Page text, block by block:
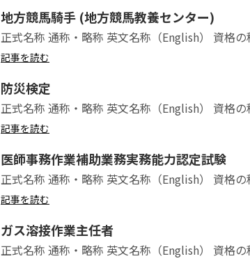
地方競馬騎手 (地方競馬教養センター)
正式名称 通称・略称 英文名称（English） 資格
記事を読む
防災検定
正式名称 通称・略称 英文名称（English） 資格
記事を読む
医師事務作業補助業務実務能力認定試験
正式名称 通称・略称 英文名称（English） 資格
記事を読む
ガス溶接作業主任者
正式名称 通称・略称 英文名称（English） 資格